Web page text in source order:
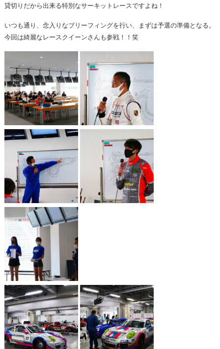
貸切りだから出来る特別なサーキットレースですよね！
いつも通り、念入りなブリーフィングを行い、まずは予選の準備となる。
今回は綺麗なレースクイーンさんも参戦！！笑